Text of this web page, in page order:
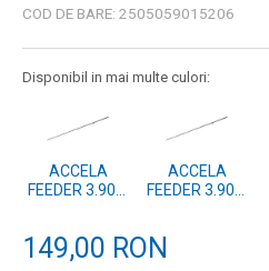
COD DE BARE: 2505059015206
Disponibil in mai multe culori:
ACCELA
FEEDER 3.90M
INTERMEDIAR
ACCELA
FEEDER 3.90M
PORTVARF
149,00 RON